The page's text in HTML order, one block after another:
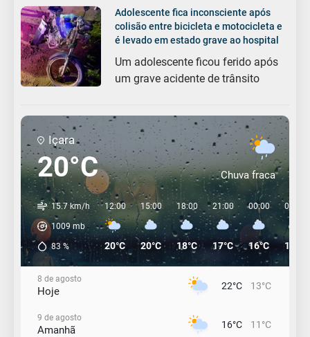
Adolescente fica inconsciente após
colisão entre bicicleta e motocicleta e
é levado em estado grave ao hospital
Um adolescente ficou ferido após
um grave acidente de trânsito
Içara
20°C Chuva fraca
15.7 km/h
1009 mb
83%
12:00
20°C
15:00
20°C
18:00
18°C
21:00
17°C
00:00
16°C
03:00
15°C
8 de agosto
Hoje 22°C 13°C
9 de agosto
Amanhã 16°C 11°C